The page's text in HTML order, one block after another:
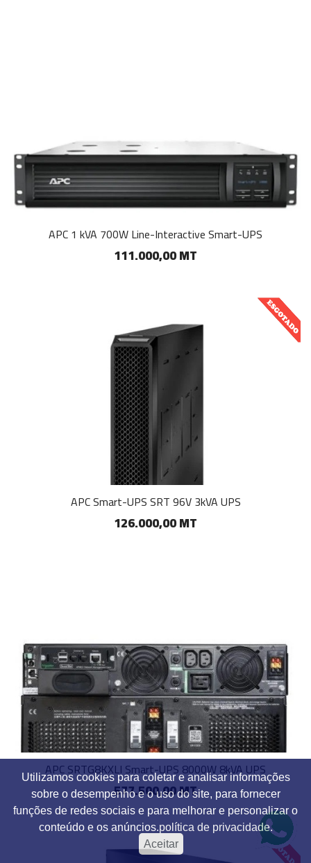
Utilizamos cookies para coletar e analisar informações
sobre o desempenho e o uso do site, para fornecer
funções de redes sociais e para melhorar e personalizar o
conteúdo e os anúncios.política de privacidade.
Aceitar
APC 1 kVA 700W Line-Interactive Smart-UPS
111.000,00 MT
APC Smart-UPS SRT 96V 3kVA UPS
126.000,00 MT
APC SRTG8KXLI Smart-UPS 8000W 8kVA UPS
577.500,00 MT